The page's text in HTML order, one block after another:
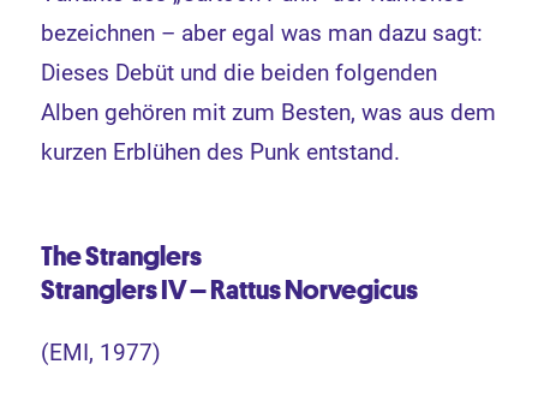
bezeichnen – aber egal was man dazu sagt:
Dieses Debüt und die beiden folgenden
Alben gehören mit zum Besten, was aus dem
kurzen Erblühen des Punk entstand.
The Stranglers
Stranglers IV – Rattus Norvegicus
(EMI, 1977)